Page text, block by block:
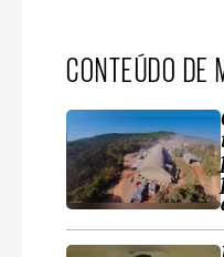
CONTEÚDO DE